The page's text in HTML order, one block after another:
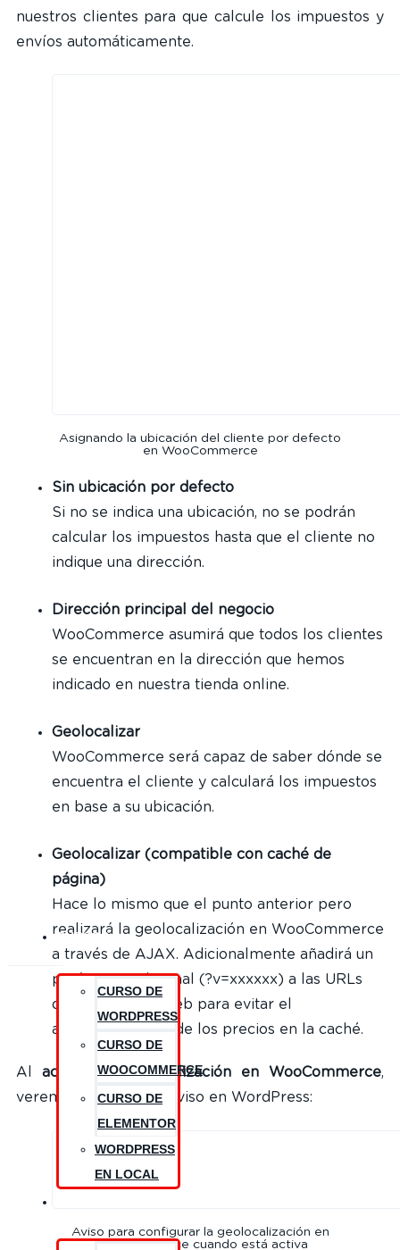
CURSOS
CURSO DE
WORDPRESS
CURSO DE
WOOCOMMERCE
CURSO DE
ELEMENTOR
WORDPRESS
EN LOCAL
nuestros clientes para que calcule los impuestos y
envíos automáticamente.
Asignando la ubicación del cliente por defecto
en WooCommerce
Sin ubicación por defecto
Si no se indica una ubicación, no se podrán
calcular los impuestos hasta que el cliente no
indique una dirección.
Dirección principal del negocio
WooCommerce asumirá que todos los clientes
se encuentran en la dirección que hemos
indicado en nuestra tienda online.
Geolocalizar
WooCommerce será capaz de saber dónde se
encuentra el cliente y calculará los impuestos
en base a su ubicación.
Geolocalizar (compatible con caché de
página)
Hace lo mismo que el punto anterior pero
realizará la geolocalización en WooCommerce
a través de AJAX. Adicionalmente añadirá un
parámetro adicional (?v=xxxxxx) a las URLs
de todo el sitio web para evitar el
almacenamiento de los precios en la caché.
Al activar la geolocalización en WooCommerce,
veremos el siguiente aviso en WordPress:
Aviso para configurar la geolocalización en
WooCommerce cuando está activa